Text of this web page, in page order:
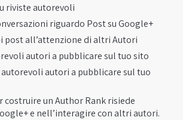
riviste autorevoli
riguardo Post su Google+
post all’attenzione di altri Autori
autori a pubblicare sul tuo sito
autori a pubblicare sul tuo
costruire un Author Rank risiede
e nell’interagire con altri autori.